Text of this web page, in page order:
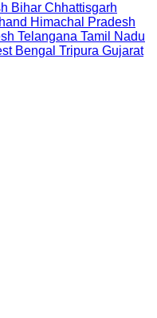
Bihar Chhattisgarh
Himachal Pradesh
Telangana Tamil Nadu
Bengal Tripura Gujarat